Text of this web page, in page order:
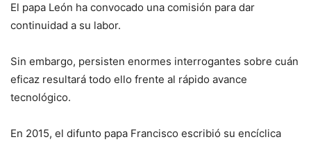
El papa León ha convocado una comisión para dar
continuidad a su labor.
Sin embargo, persisten enormes interrogantes sobre cuán
eficaz resultará todo ello frente al rápido avance
tecnológico.
En 2015, el difunto papa Francisco escribió su encíclica